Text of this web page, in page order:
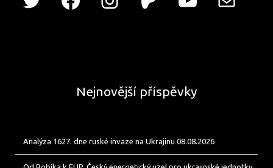
Nejnovější příspěvky
Analýza 1627. dne ruské invaze na Ukrajinu 08.08.2026